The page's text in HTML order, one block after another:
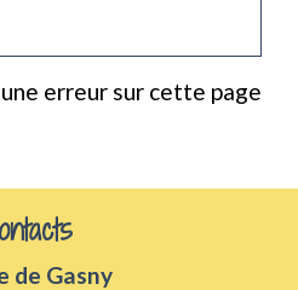
erreur sur cette page
de Gasny